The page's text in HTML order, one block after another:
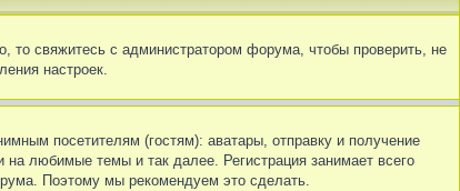
то свяжитесь с администратором форума, чтобы проверить, не
настроек.
посетителям (гостям): аватары, отправку и получение
любимые темы и так далее. Регистрация занимает всего
Поэтому мы рекомендуем это сделать.